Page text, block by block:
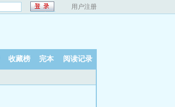
用户注册
收藏榜 完本 阅读记录